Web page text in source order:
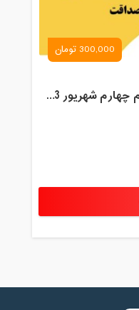
300,000 تومان
کلاس آنلاین ریاضی پنجم ترم چهارم شهریور 1403